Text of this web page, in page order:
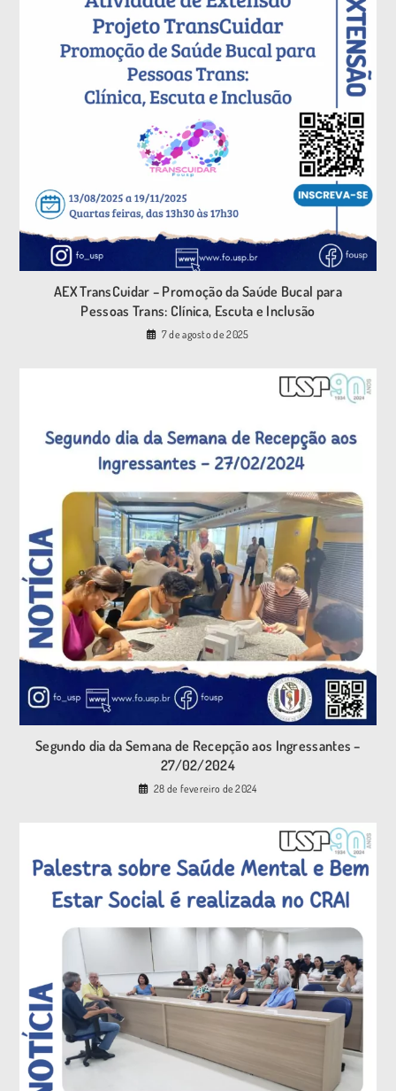
AEX TransCuidar – Promoção da Saúde Bucal para
Pessoas Trans: Clínica, Escuta e Inclusão
7 de agosto de 2025
Segundo dia da Semana de Recepção aos Ingressantes –
27/02/2024
28 de fevereiro de 2024